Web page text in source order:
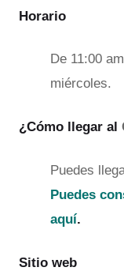
Horario
De 11:00
miércoles.
¿Cómo llegar al
Puedes
Puedes
aquí.
Sitio web